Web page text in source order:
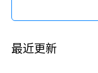
最近更新